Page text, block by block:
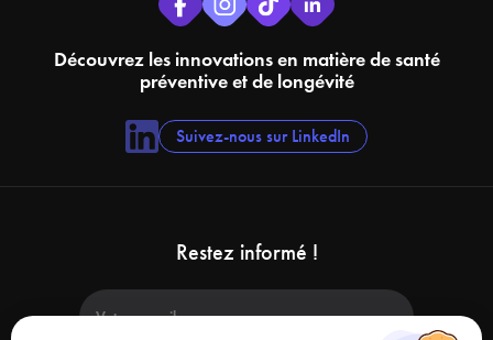
Découvrez les innovations en matière de santé
préventive et de longévité
Suivez-nous sur LinkedIn
Restez informé !